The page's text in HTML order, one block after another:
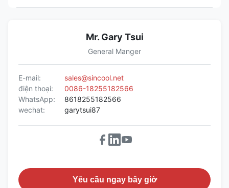
Mr. Gary Tsui
General Manger
E-mail:
sales@sincool.net
điện thoại:
0086-18255182566
WhatsApp:
8618255182566
wechat:
garytsui87
Yêu cầu ngay bây giờ